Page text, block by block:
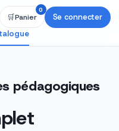
🛒Panier
0
Se connecter
pédagogiques